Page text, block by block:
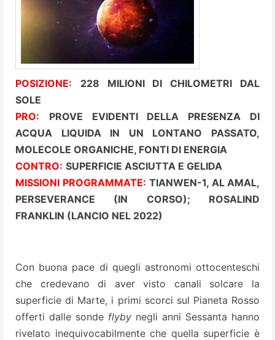
POSIZIONE:
228 MILIONI DI CHILOMETRI DAL
SOLE
PRO:
PROVE EVIDENTI DELLA PRESENZA DI
ACQUA LIQUIDA IN UN LONTANO PASSATO,
MOLECOLE ORGANICHE, FONTI DI ENERGIA
CONTRO: SUPERFICIE ASCIUTTA E GELIDA
MISSIONI PROGRAMMATE: TIANWEN-1, AL AMAL,
PERSEVERANCE (IN CORSO); ROSALIND
FRANKLIN (LANCIO NEL 2022)
Con buona pace di quegli astronomi ottocenteschi
che credevano di aver visto canali solcare la
superficie di Marte, i primi scorci sul Pianeta Rosso
offerti dalle sonde flyby negli anni Sessanta hanno
rivelato inequivocabilmente che quella superficie è